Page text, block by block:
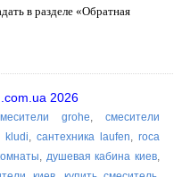
в разделе «Обратная
2026
grohe,смесители
kludi, сантехника laufen,roca
, душевая кабина киев,